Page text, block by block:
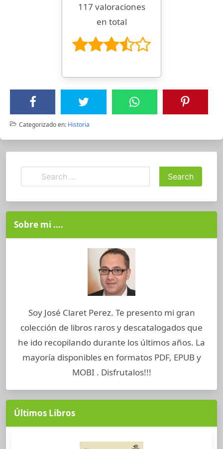
117 valoraciones
en total
Categorizado en: Historia
Sobre mi ….
Soy José Claret Perez. Te presento mi gran
colección de libros raros y descatalogados que
he ido recopilando durante los últimos años. La
mayoría disponibles en formatos PDF, EPUB y
MOBI . Disfrutalos!!!
Últimos Libros